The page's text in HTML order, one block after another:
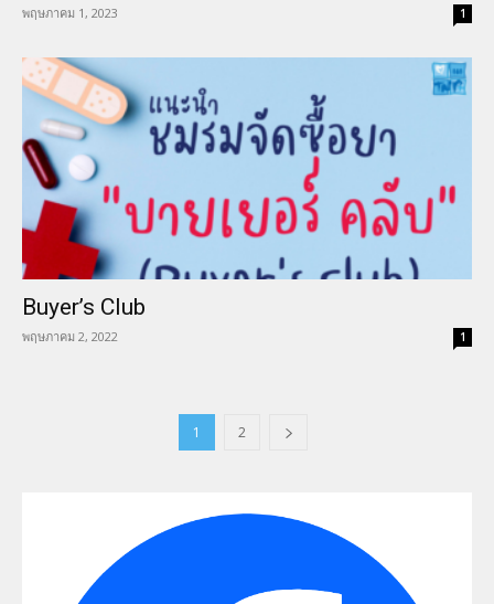
พฤษภาคม 1, 2023 1
Buyer’s Club
พฤษภาคม 2, 2022 1
1 2